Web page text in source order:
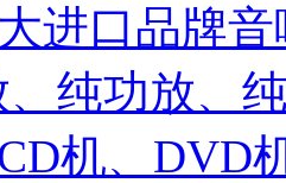
进口品牌
、纯功放、
机、DVD